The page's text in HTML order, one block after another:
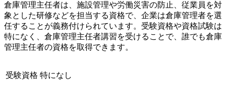
倉庫管理主任者は、施設管理や労働災害の防止、従業員を対
象とした研修などを担当する資格で、企業は倉庫管理者を選
任することが義務付けられています。受験資格や資格試験は
特になく、倉庫管理主任者講習を受けることで、誰でも倉庫
管理主任者の資格を取得できます。
受験資格 特になし